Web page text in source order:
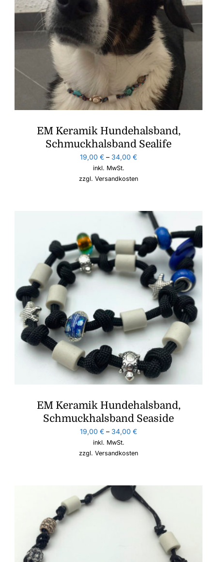
EM Keramik Hundehalsband,
Schmuckhalsband Sealife
19,00 € – 34,00 €
inkl. MwSt.
zzgl. Versandkosten
EM Keramik Hundehalsband,
Schmuckhalsband Seaside
19,00 € – 34,00 €
inkl. MwSt.
zzgl. Versandkosten